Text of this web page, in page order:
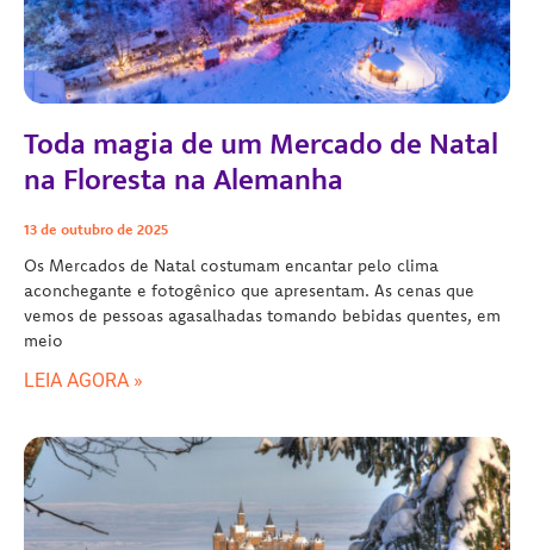
Toda magia de um Mercado de Natal
na Floresta na Alemanha
13 de outubro de 2025
Os Mercados de Natal costumam encantar pelo clima
aconchegante e fotogênico que apresentam. As cenas que
vemos de pessoas agasalhadas tomando bebidas quentes, em
meio
LEIA AGORA »